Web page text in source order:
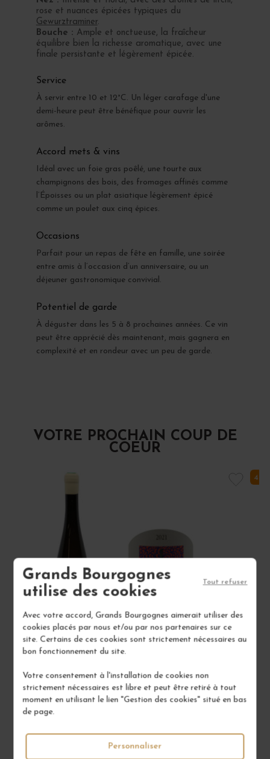
Grands Bourgognes
utilise des cookies
Avec votre accord, Grands Bourgognes aimerait utiliser des
cookies placés par nous et/ou par nos partenaires sur ce
site. Certains de ces cookies sont strictement nécessaires au
bon fonctionnement du site.
Votre consentement à l'installation de cookies non
strictement nécessaires est libre et peut être retiré à tout
moment en utilisant le lien "Gestion des cookies" situé en bas
de page.
Tout refuser
Personnaliser
rose et nuances épicées typiques du
Gewurztraminer.
Bouche : Ample et onctueuse, la fraîcheur
équilibre bien la richesse aromatique, avec une
finale persistante et légèrement épicée.
Service
À servir entre 10 et 12°C. Un léger carafage d'une
demi-heure peut être bénéfique pour ouvrir les
arômes.
Accord mets & vins
Idéal avec un foie gras poêlé, une tourte aux
champignons des bois, des fromages affinés comme
l’Époisses ou un plat asiatique légèrement épicé
comme un poulet aux cinq épices.
Occasions
Parfait pour un repas de fête en famille, une soirée
entre amis à l’occasion d’un anniversaire, ou un
déjeuner gastronomique convivial.
Potentiel de garde
À déguster dans les 5 à 8 prochaines années. Ce vin
peut être apprécié dès maintenant, mais gagnera en
complexité et en rondeur avec un peu de garde.
VOTRE PROCHAIN COUP DE
COEUR
ALSACE "LA FONTAINE AUX ENFANTS" 2021
Alsace
Vin Blanc
33,00 €
4